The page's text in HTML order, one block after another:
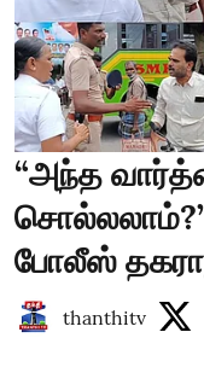
“அந்த
சொல்லலாம்?”
போலீஸ்
thanthitv